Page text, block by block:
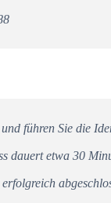
führen Sie die
dauert etwa 30